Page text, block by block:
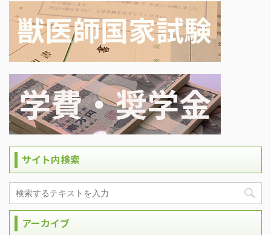
サイト内検索
アーカイブ